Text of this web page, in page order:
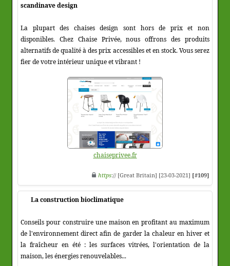
scandinave design
La plupart des chaises design sont hors de prix et non
disponibles. Chez Chaise Privée, nous offrons des produits
alternatifs de qualité à des prix accessibles et en stock. Vous serez
fier de votre intérieur unique et vibrant !
chaiseprivee.fr
https:// [Great Britain] [23-03-2021] [#109]
La construction bioclimatique
Conseils pour construire une maison en profitant au maximum
de l'environnement direct afin de garder la chaleur en hiver et
la fraîcheur en été : les surfaces vitrées, l'orientation de la
maison, les énergies renouvelables...